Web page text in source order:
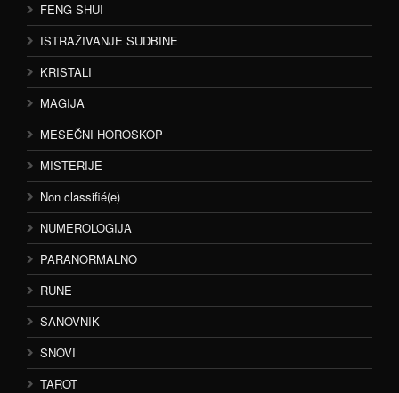
FENG SHUI
ISTRAŽIVANJE SUDBINE
KRISTALI
MAGIJA
MESEČNI HOROSKOP
MISTERIJE
Non classifié(e)
NUMEROLOGIJA
PARANORMALNO
RUNE
SANOVNIK
SNOVI
TAROT